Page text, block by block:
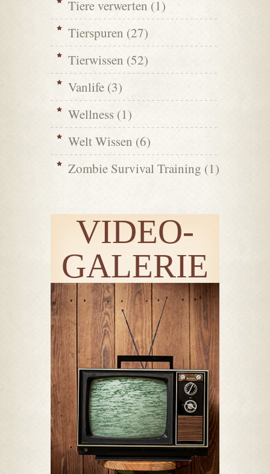
Tiere verwerten (1)
Tierspuren (27)
Tierwissen (52)
Vanlife (3)
Wellness (1)
Welt Wissen (6)
Zombie Survival Training (1)
VIDEO-
GALERIE